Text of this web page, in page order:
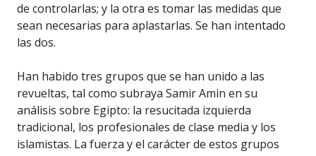
de controlarlas; y la otra es tomar las medidas que
sean necesarias para aplastarlas. Se han intentado
las dos.
Han habido tres grupos que se han unido a las
revueltas, tal como subraya Samir Amin en su
análisis sobre Egipto: la resucitada izquierda
tradicional, los profesionales de clase media y los
islamistas. La fuerza y el carácter de estos grupos